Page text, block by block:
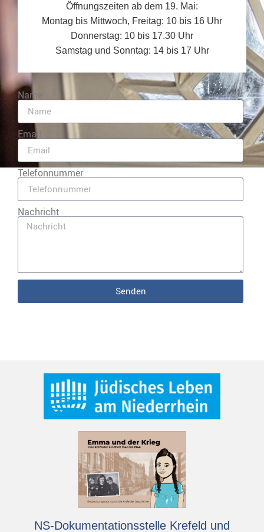
Öffnungszeiten ab dem 19. Mai:
Montag bis Mittwoch, Freitag: 10 bis 16 Uhr
Donnerstag: 10 bis 17.30 Uhr
Samstag und Sonntag: 14 bis 17 Uhr
Name
Email
Telefonnummer
Nachricht
Senden
NS-Dokumentationsstelle Krefeld und